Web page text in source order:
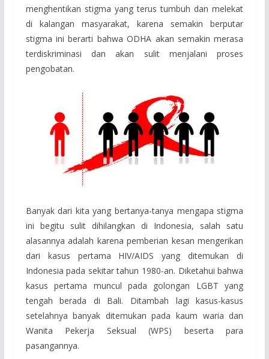
menghentikan stigma yang terus tumbuh dan melekat
di kalangan masyarakat, karena semakin berputar
stigma ini berarti bahwa ODHA akan semakin merasa
terdiskriminasi dan akan sulit menjalani proses
pengobatan.
Banyak dari kita yang bertanya-tanya mengapa stigma
ini begitu sulit dihilangkan di Indonesia, salah satu
alasannya adalah karena pemberian kesan mengerikan
dari kasus pertama HIV/AIDS yang ditemukan di
Indonesia pada sekitar tahun 1980-an. Diketahui bahwa
kasus pertama muncul pada golongan LGBT yang
tengah berada di Bali. Ditambah lagi kasus-kasus
setelahnya banyak ditemukan pada kaum waria dan
Wanita Pekerja Seksual (WPS) beserta para
pasangannya.